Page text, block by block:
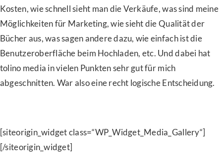
Kosten, wie schnell sieht man die Verkäufe, was sind meine
Möglichkeiten für Marketing, wie sieht die Qualität der
Bücher aus, was sagen andere dazu, wie einfach ist die
Benutzeroberfläche beim Hochladen, etc. Und dabei hat
tolino media in vielen Punkten sehr gut für mich
abgeschnitten. War also eine recht logische Entscheidung.
[siteorigin_widget class=“WP_Widget_Media_Gallery“]
[/siteorigin_widget]